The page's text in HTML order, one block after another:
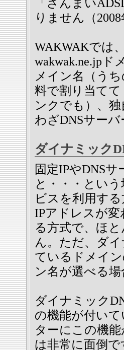
「ざんまい
りません（
WAKWAKでは
wakwak.ne.jpド
メイン名（うち
料で割り当て
ンクでも）、
わざDNSサー
ダイナミック
固定IPやDNS
と・・・とい
ビスを利用す
IPアドレスが
る方式で、ほ
ん。ただ、ダ
ているドメイ
ン名が選べる
ダイナミック
の機能が付い
ターにこの機
は非常に面倒